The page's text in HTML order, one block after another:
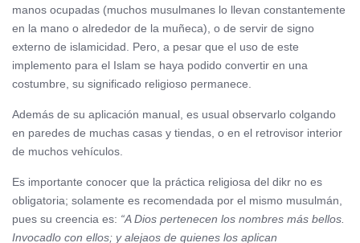
manos ocupadas (muchos musulmanes lo llevan constantemente
en la mano o alrededor de la muñeca), o de servir de signo
externo de islamicidad. Pero, a pesar que el uso de este
implemento para el Islam se haya podido convertir en una
costumbre, su significado religioso permanece.
Además de su aplicación manual, es usual observarlo colgando
en paredes de muchas casas y tiendas, o en el retrovisor interior
de muchos vehículos.
Es importante conocer que la práctica religiosa del dikr no es
obligatoria; solamente es recomendada por el mismo musulmán,
pues su creencia es: “A Dios pertenecen los nombres más bellos.
Invocadlo con ellos; y alejaos de quienes los aplican